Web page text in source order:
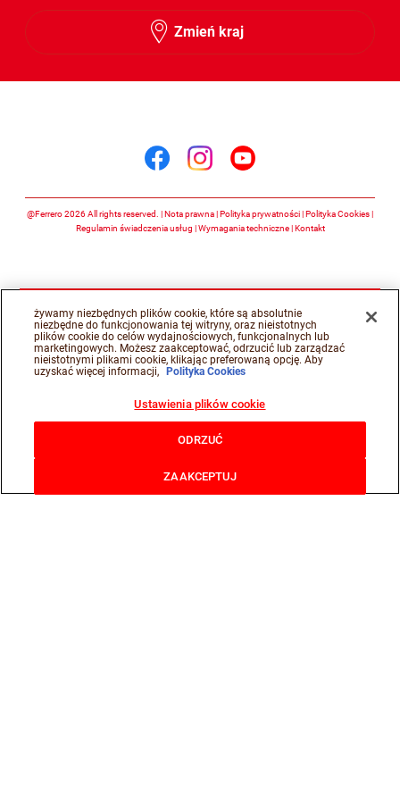
Zmień kraj
@Ferrero 2026 All rights reserved. Nota prawna Polityka prywatności Polityka Cookies
Regulamin świadczenia usług
Wymagania techniczne Kontakt
żywamy niezbędnych plików cookie, które są absolutnie
niezbędne do funkcjonowania tej witryny, oraz nieistotnych
plików cookie do celów wydajnościowych, funkcjonalnych lub
marketingowych. Możesz zaakceptować, odrzucić lub zarządzać
nieistotnymi plikami cookie, klikając preferowaną opcję. Aby
uzyskać więcej informacji,
Polityka Cookies
Ustawienia plików cookie
ODRZUĆ
ZAAKCEPTUJ